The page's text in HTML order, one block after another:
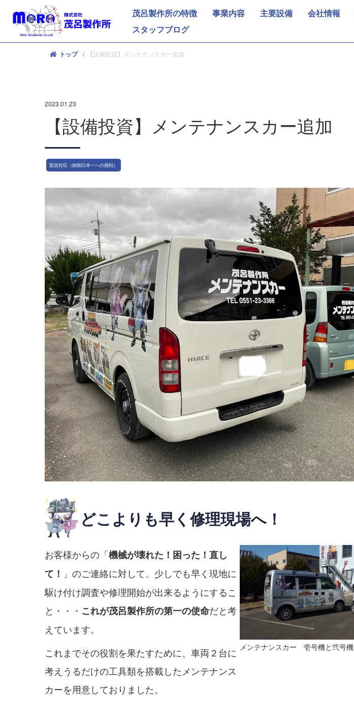
茂呂製作所の特徴 事業内容 主要設備 会社情報
スタッフブログ
トップ 【設備投資】メンテナンスカー追加
2023.01.23
【設備投資】メンテナンスカー追加
緊急対応（納期日本一への挑戦）
どこよりも早く修理現場へ！
お客様からの「機械が壊れた！困った！直し
て！ 」のご連絡に対して、少しでも早く現地に
駆け付け調査や修理開始が出来るようにするこ
と・・・ これが茂呂製作所の第一の使命だと考
えています。
これまでその役割を果たすために、車両２台に
考えうるだけの工具類を搭載したメンテナンス
カーを用意しておりました。
メンテナンスカー 壱号機と弐号機